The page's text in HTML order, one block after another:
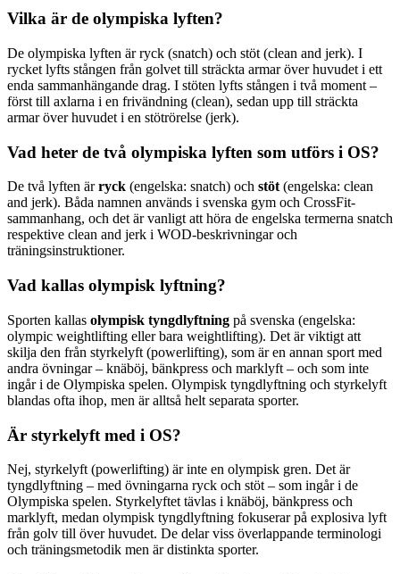
Vilka är de olympiska lyften?
De olympiska lyften är ryck (snatch) och stöt (clean and jerk). I
rycket lyfts stången från golvet till sträckta armar över huvudet i ett
enda sammanhängande drag. I stöten lyfts stången i två moment –
först till axlarna i en frivändning (clean), sedan upp till sträckta
armar över huvudet i en stötrörelse (jerk).
Vad heter de två olympiska lyften som utförs i OS?
De två lyften ärryck (engelska: snatch) och stöt(engelska: clean
and jerk). Båda namnen används i svenska gym och CrossFit-
sammanhang, och det är vanligt att höra de engelska termerna snatch
respektive clean and jerk i WOD-beskrivningar och
träningsinstruktioner.
Vad kallas olympisk lyftning?
Sporten kallas olympisk tyngdlyftning på svenska (engelska:
olympic weightlifting eller bara weightlifting). Det är viktigt att
skilja den från styrkelyft (powerlifting), som är en annan sport med
andra övningar – knäböj, bänkpress och marklyft – och som inte
ingår i de Olympiska spelen. Olympisk tyngdlyftning och styrkelyft
blandas ofta ihop, men är alltså helt separata sporter.
Är styrkelyft med i OS?
Nej, styrkelyft (powerlifting) är inte en olympisk gren. Det är
tyngdlyftning – med övningarna ryck och stöt – som ingår i de
Olympiska spelen. Styrkelyftet tävlas i knäböj, bänkpress och
marklyft, medan olympisk tyngdlyftning fokuserar på explosiva lyft
från golv till över huvudet. De delar viss överlappande terminologi
och träningsmetodik men är distinkta sporter.